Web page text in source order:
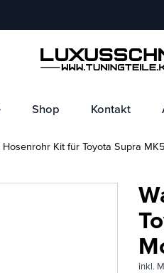
Shop Kontakt
Kit für Toyota Supra
inkl.